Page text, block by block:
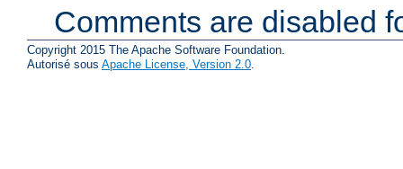
Comments are disabled
Copyright 2015 The Apache Software Foundation.
Autorisé sous Apache License, Version 2.0